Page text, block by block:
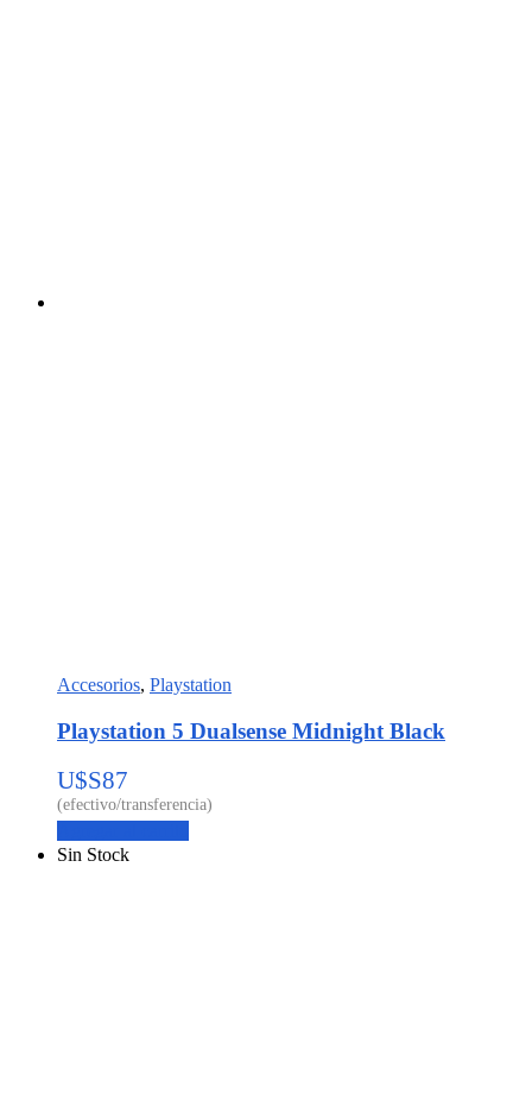
Accesorios, Playstation
Playstation 5 Dualsense Midnight Black
U$S87
Sin Stock